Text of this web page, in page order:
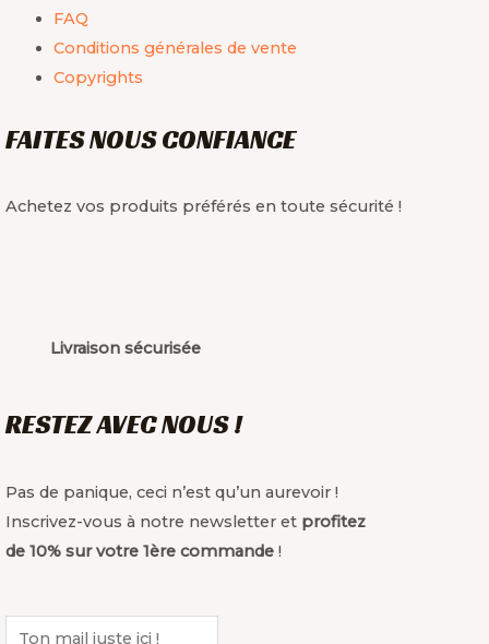
FAQ
Conditions générales de vente
Copyrights
FAITES NOUS CONFIANCE
Achetez vos produits préférés en toute sécurité !
Livraison sécurisée
RESTEZ AVEC NOUS !
Pas de panique, ceci n’est qu’un aurevoir !
Inscrivez-vous à notre newsletter et profitez
de 10% sur votre 1ère commande !